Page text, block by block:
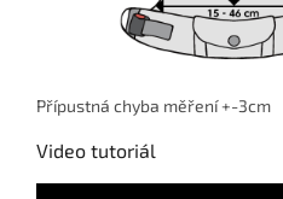
Přípustná chyba měření +-3cm
Video tutoriál